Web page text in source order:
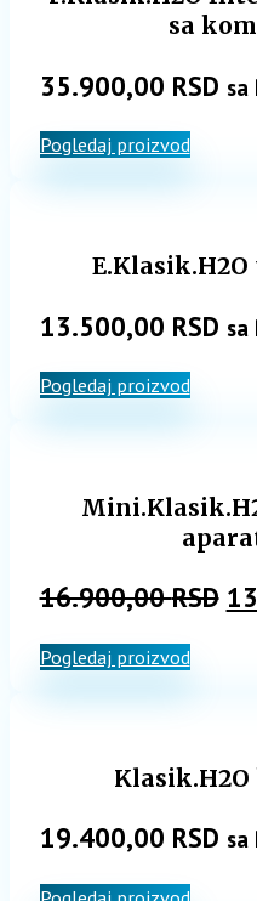
sa
35.900,00 RSD sa
Pogledaj proizvod
13.500,00 RSD sa
Pogledaj proizvod
16.900,00RSD
Pogledaj proizvod
19.400,00 RSD sa